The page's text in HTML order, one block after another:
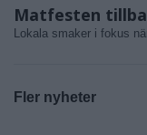
Matfesten
Lokala smaker i fokus
Fler nyheter